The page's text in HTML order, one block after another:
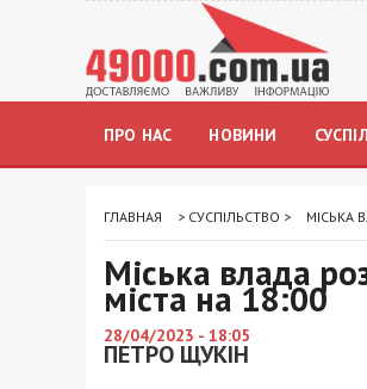
ПРО НАС НОВИНИ
ГЛАВНАЯ > СУСПІЛЬСТВО > МІСЬКА
Міська влада
міста на 18:00
28/04/2023 - 18:05
ПЕТРО ЩУКІН